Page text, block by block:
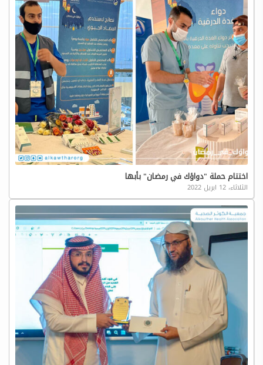
اختتام حملة "دواؤك في رمضان" بأبها
الثلاثاء، 12 ابريل 2022